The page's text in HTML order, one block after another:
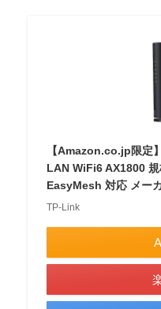
【Amazon.co.jp限定
LAN WiFi6 AX1800
EasyMesh 対応 メー
TP-Link